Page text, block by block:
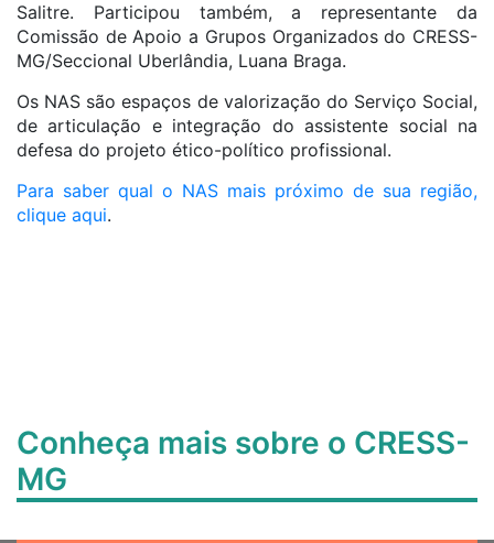
Salitre. Participou também, a representante da
Comissão de Apoio a Grupos Organizados do CRESS-
MG/Seccional Uberlândia, Luana Braga.
Os NAS são espaços de valorização do Serviço Social,
de articulação e integração do assistente social na
defesa do projeto ético-político profissional.
Para saber qual o NAS mais próximo de sua região,
clique aqui.
Conheça mais sobre o CRESS-
MG